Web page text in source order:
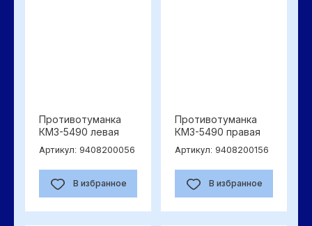
Противотуманка
КМЗ-5490 левая
Артикул: 9408200056
В избранное
Противотуманка
КМЗ-5490 правая
Артикул: 9408200156
В избранное